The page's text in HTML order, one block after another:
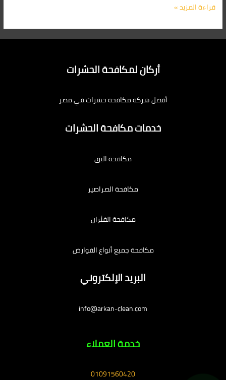
قراءة المزيد »
أركان لمكافحة الحشرات
أفضل شركة مكافحة حشرات في مصر
خدمات مكافحة الحشرات
مكافحة البق
مكافحة الصراصير
مكافحة الفئران
مكافحة جميع أنواع القوارض
البريد الإلكتروني
info@arkan-clean.com
خدمة العملاء
01091560420